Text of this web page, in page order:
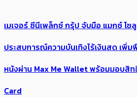
เมเจอร์ ซีนีเพล็กซ์ กรุ้ป จับมือ แมกซ์ โซ
ประสบการณ์ความบันเทิงไร้เงินสด เพิ่ม
หนังผ่าน Max Me Wallet พร้อมมอบสิ
Card